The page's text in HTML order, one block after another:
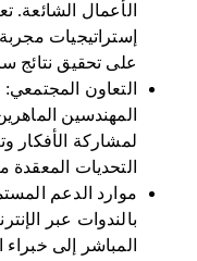
الأعمال الشائعة.
إستراتيجيات
على تحقيق نتائج
التعاون
المهندسين
لمشاركة الأفكار
التحديات المعقدة
موارد الدعم
بالندوات عبر
المباشر إلى